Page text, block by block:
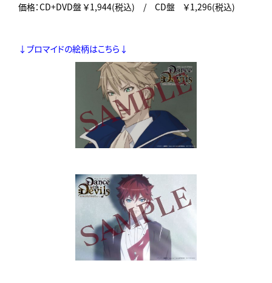
価格：CD+DVD盤 ￥1,944(税込) / CD盤 ￥1,296(税込)
↓ブロマイドの絵柄はこちら↓